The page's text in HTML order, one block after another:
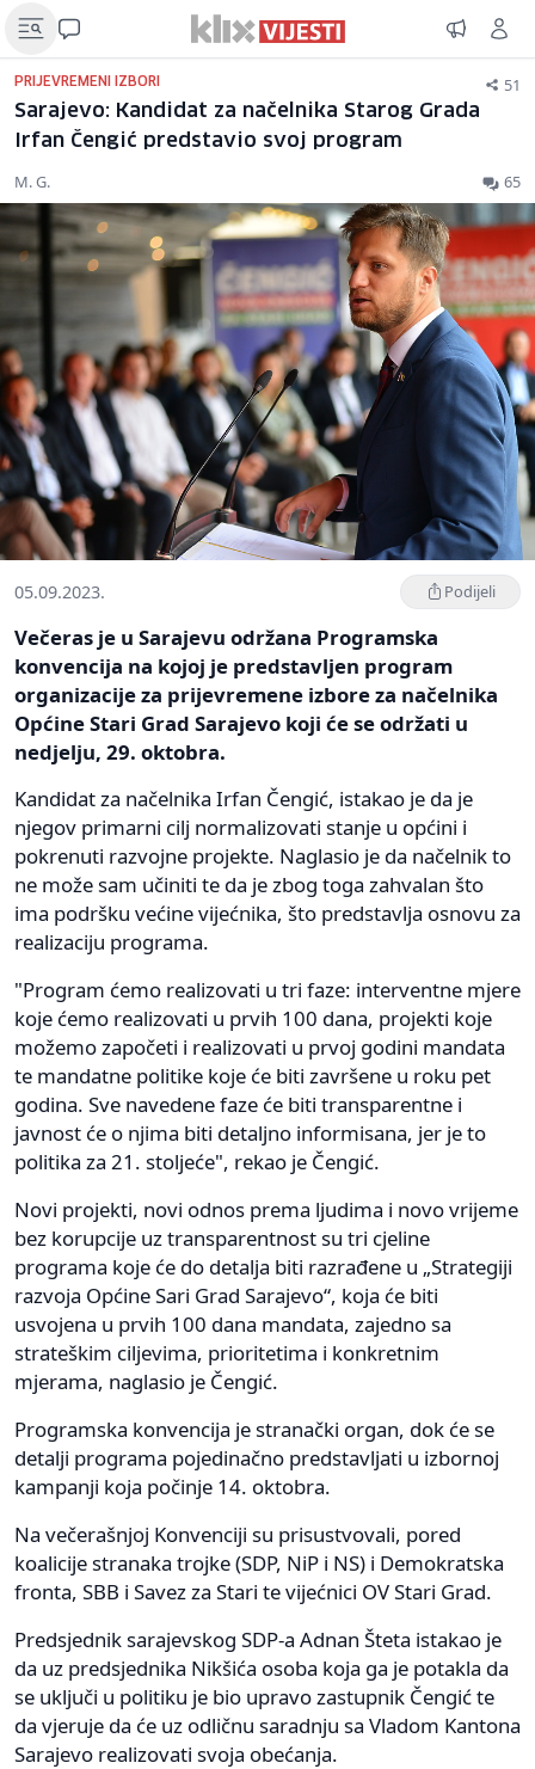
PRIJEVREMENI IZBORI 51
Sarajevo: Kandidat za načelnika Starog Grada
Irfan Čengić predstavio svoj program
M. G. 65
05.09.2023. Podijeli
Večeras je u Sarajevu održana Programska
konvencija na kojoj je predstavljen program
organizacije za prijevremene izbore za načelnika
Općine Stari Grad Sarajevo koji će se održati u
nedjelju, 29. oktobra.
Kandidat za načelnika Irfan Čengić, istakao je da je
njegov primarni cilj normalizovati stanje u općini i
pokrenuti razvojne projekte. Naglasio je da načelnik to
ne može sam učiniti te da je zbog toga zahvalan što
ima podršku većine vijećnika, što predstavlja osnovu za
realizaciju programa.
"Program ćemo realizovati u tri faze: interventne mjere
koje ćemo realizovati u prvih 100 dana, projekti koje
možemo započeti i realizovati u prvoj godini mandata
te mandatne politike koje će biti završene u roku pet
godina. Sve navedene faze će biti transparentne i
javnost će o njima biti detaljno informisana, jer je to
politika za 21. stoljeće", rekao je Čengić.
Novi projekti, novi odnos prema ljudima i novo vrijeme
bez korupcije uz transparentnost su tri cjeline
programa koje će do detalja biti razrađene u „Strategiji
razvoja Općine Sari Grad Sarajevo“, koja će biti
usvojena u prvih 100 dana mandata, zajedno sa
strateškim ciljevima, prioritetima i konkretnim
mjerama, naglasio je Čengić.
Programska konvencija je stranački organ, dok će se
detalji programa pojedinačno predstavljati u izbornoj
kampanji koja počinje 14. oktobra.
Na večerašnjoj Konvenciji su prisustvovali, pored
koalicije stranaka trojke (SDP, NiP i NS) i Demokratska
fronta, SBB i Savez za Stari te vijećnici OV Stari Grad.
Predsjednik sarajevskog SDP-a Adnan Šteta istakao je
da uz predsjednika Nikšića osoba koja ga je potakla da
se uključi u politiku je bio upravo zastupnik Čengić te
da vjeruje da će uz odličnu saradnju sa Vladom Kantona
Sarajevo realizovati svoja obećanja.